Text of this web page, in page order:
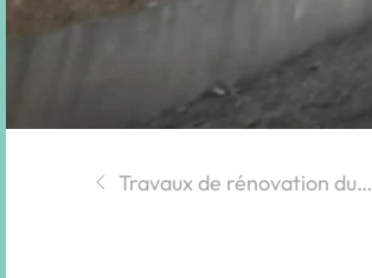
Travaux de rénovation du…